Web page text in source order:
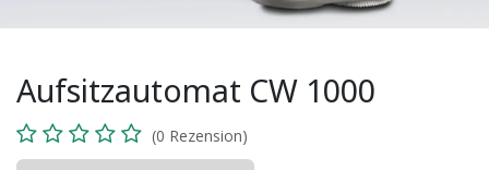
Aufsitzautomat CW 1000
(0 Rezension)